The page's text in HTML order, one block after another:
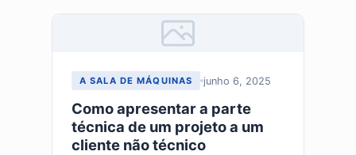
A SALA DE MÁQUINAS junho 6, 2025
Como apresentar a parte
técnica de um projeto a um
cliente não técnico